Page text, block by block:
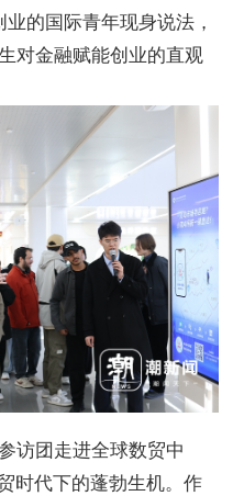
的国际青年现身说法，
对金融赋能创业的直观
团走进全球数贸中
时代下的蓬勃生机。作